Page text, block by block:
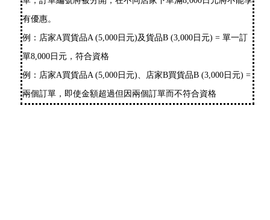
有優惠。
例：店家A買貨品A (5,000日元)及貨品B (3,000日元) = 單一訂
單8,000日元，符合資格
例：店家A買貨品A (5,000日元)、店家B買貨品B (3,000日元) =
兩個訂單，即使金額超過但因兩個訂單而不符合資格